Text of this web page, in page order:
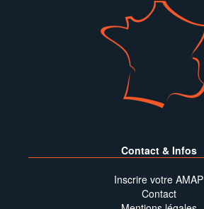
Contact & Infos
Inscrire votre AMAP
Contact